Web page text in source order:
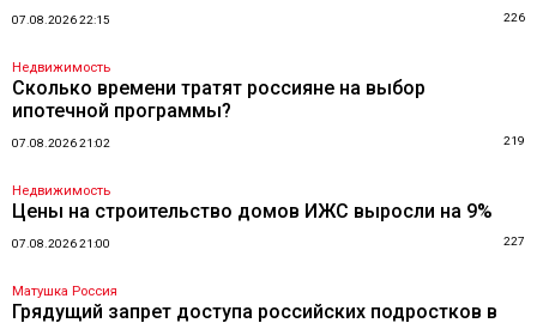
07.08.2026 22:15 226
Недвижимость
Сколько времени тратят россияне на выбор
ипотечной программы?
07.08.2026 21:02 219
Недвижимость
Цены на строительство домов ИЖС выросли на 9%
07.08.2026 21:00 227
Матушка Россия
Грядущий запрет доступа российских подростков в